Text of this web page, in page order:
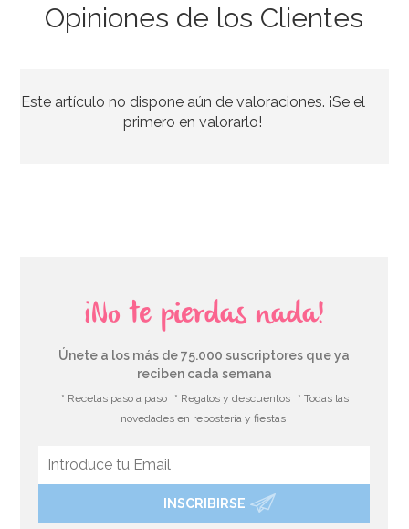
54,40€ 50,04€
Molde Dora la Exploradora
Opiniones de los Clientes
Este artículo no dispone aún de valoraciones. ¡Se el
primero en valorarlo!
¡No te pierdas nada!
Únete a los más de 75.000 suscriptores que ya
reciben cada semana
* Recetas paso a paso * Regalos y descuentos
* Todas las
novedades en repostería y fiestas
INSCRIBIRSE